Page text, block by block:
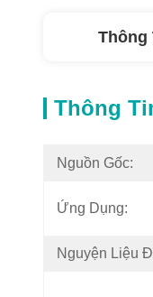
Thông
Thông
Nguồn Gốc:
Ứng Dụng:
Nguyện Liệu